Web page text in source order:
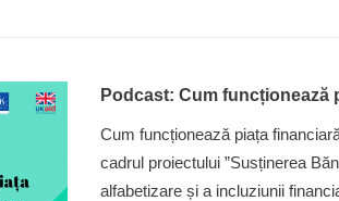
Podcast: Cum funcționează
Cum funcționează piața
cadrul proiectului ”Susținerea
alfabetizare și a incluziunii